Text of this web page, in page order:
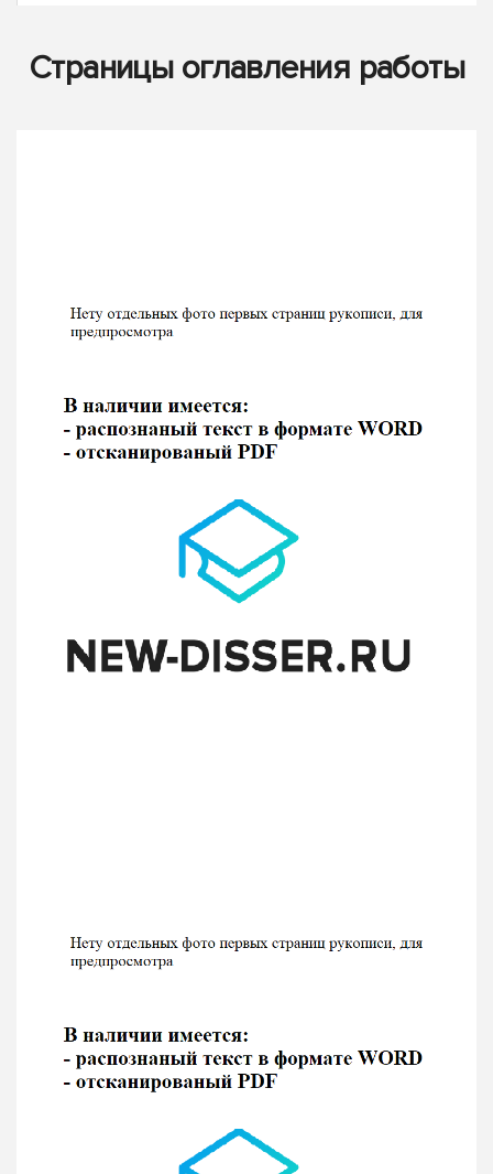
Страницы оглавления работы